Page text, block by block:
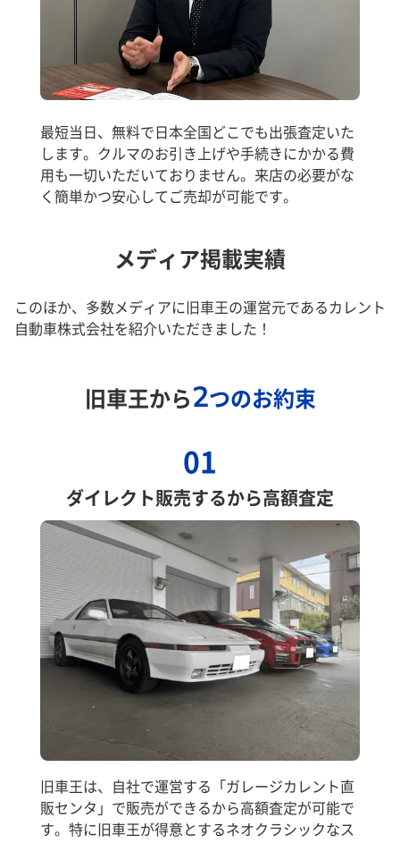
最短当日、無料で日本全国どこでも出張査定いた
します。クルマのお引き上げや手続きにかかる費
用も一切いただいておりません。来店の必要がな
く簡単かつ安心してご売却が可能です。
メディア掲載実績
このほか、多数メディアに旧車王の運営元であるカレント
自動車株式会社を紹介いただきました！
旧車王から2つのお約束
01
ダイレクト販売するから高額査定
旧車王は、自社で運営する「ガレージカレント直
販センタ」で販売ができるから高額査定が可能で
す。特に旧車王が得意とするネオクラシックなス